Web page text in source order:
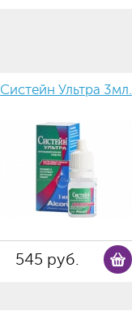
Систейн Ультра 3мл.
545 руб.